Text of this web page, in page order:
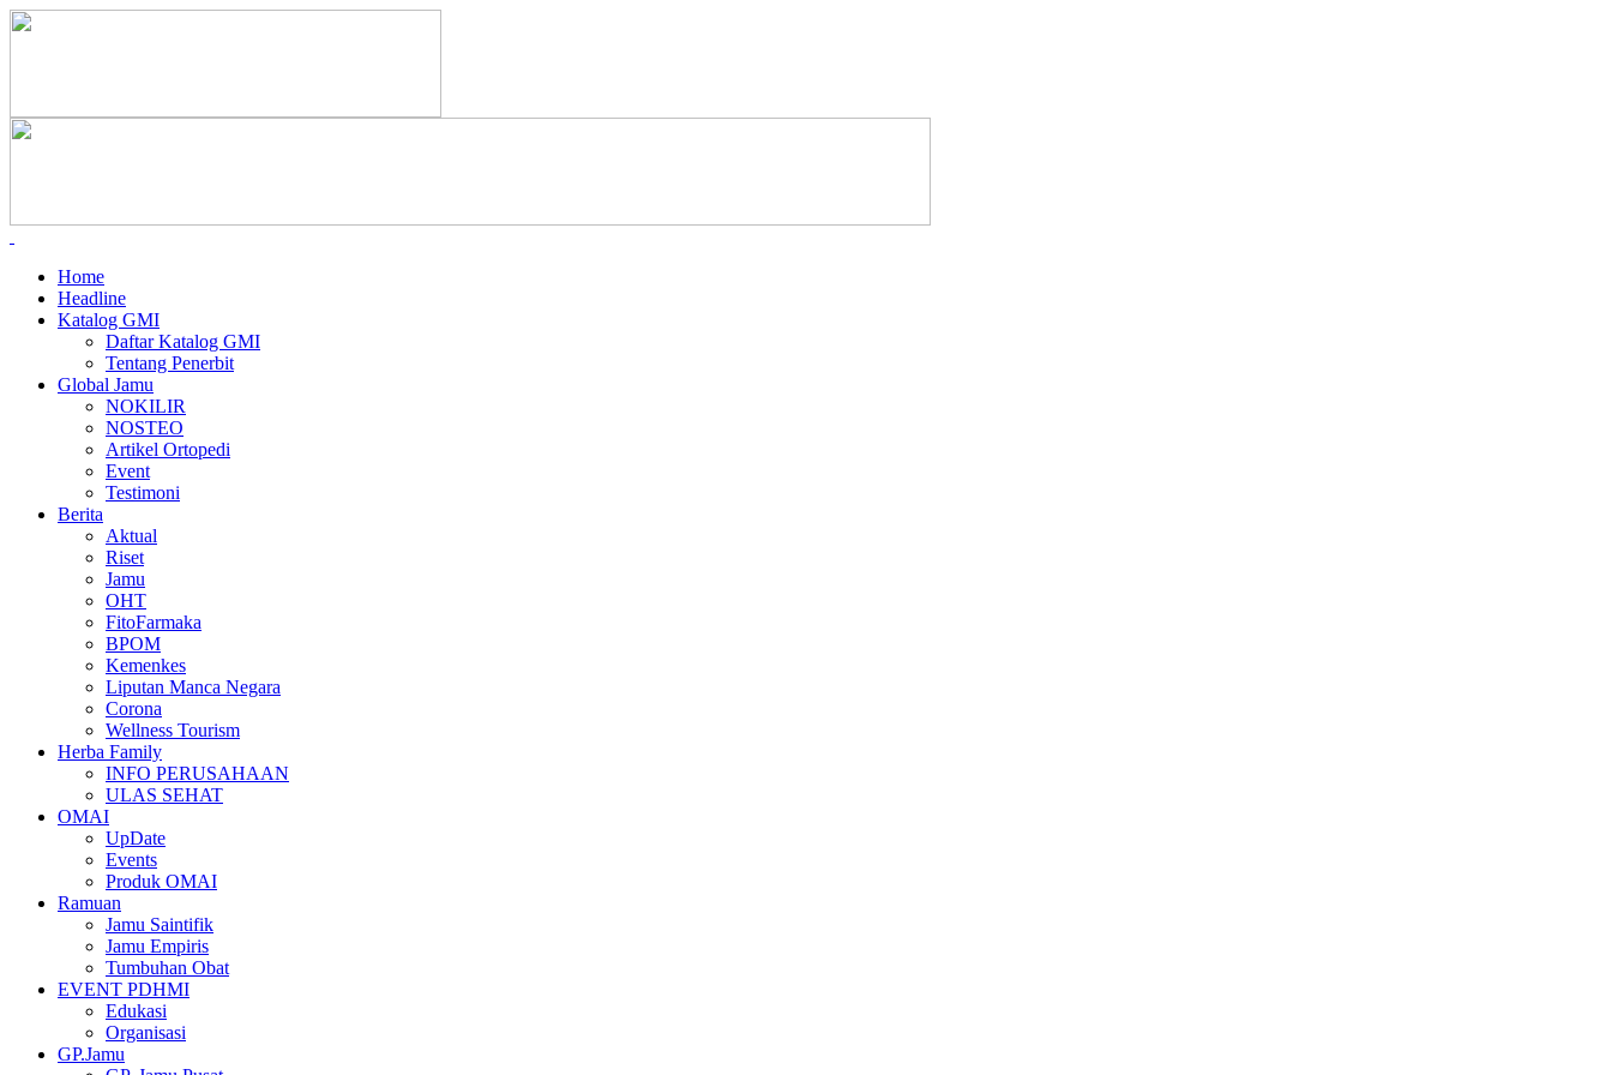
Home
Headline
Katalog GMI
Daftar Katalog GMI
Tentang Penerbit
Global Jamu
NOKILIR
NOSTEO
Artikel Ortopedi
Event
Testimoni
Berita
Aktual
Riset
Jamu
OHT
FitoFarmaka
BPOM
Kemenkes
Liputan Manca Negara
Corona
Wellness Tourism
Herba Family
INFO PERUSAHAAN
ULAS SEHAT
OMAI
UpDate
Events
Produk OMAI
Ramuan
Jamu Saintifik
Jamu Empiris
Tumbuhan Obat
EVENT PDHMI
Edukasi
Organisasi
GP.Jamu